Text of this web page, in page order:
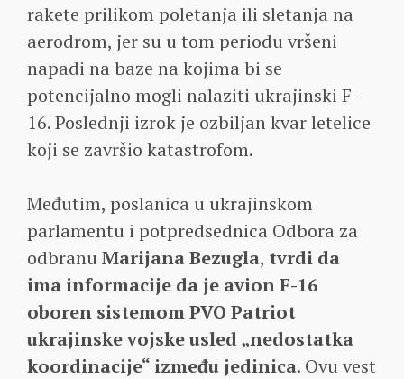
rakete prilikom poletanja ili sletanja na
aerodrom, jer su u tom periodu vršeni
napadi na baze na kojima bi se
potencijalno mogli nalaziti ukrajinski F-
16. Poslednji izrok je ozbiljan kvar letelice
koji se završio katastrofom.
Međutim, poslanica u ukrajinskom
parlamentu i potpredsednica Odbora za
odbranu Marijana Bezugla, tvrdi da
ima informacije da je avion F-16
oboren sistemom PVO Patriot
ukrajinske vojske usled „nedostatka
koordinacije“ između jedinica. Ovu vest